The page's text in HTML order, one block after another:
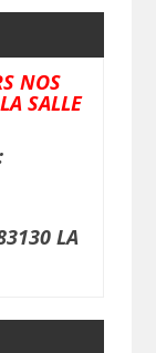
NOS
SALLE
LA